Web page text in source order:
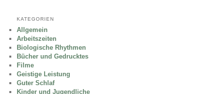
KATEGORIEN
Allgemein
Arbeitszeiten
Biologische Rhythmen
Bücher und Gedrucktes
Filme
Geistige Leistung
Guter Schlaf
Kinder und Jugendliche